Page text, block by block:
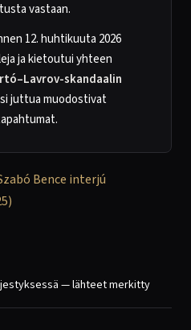
vastaan.
12. huhtikuuta 2026
ja kietoutui yhteen
skandaalin
juttua muodostivat
Bence interjú
— lähteet merkitty